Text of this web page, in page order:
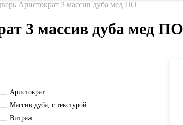
Аристократ 3 массив дуба мед ПО
3 массив дуба мед ПО
Аристократ
Массив дуба, с текстурой
Витраж